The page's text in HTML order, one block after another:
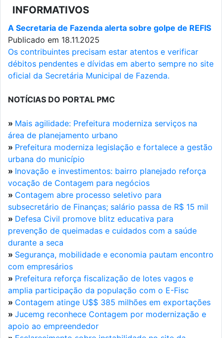
INFORMATIVOS
A Secretaria de Fazenda alerta sobre golpe de REFIS
Publicado em 18.11.2025
Os contribuintes precisam estar atentos e verificar
débitos pendentes e dívidas em aberto sempre no site
oficial da Secretária Municipal de Fazenda.
NOTÍCIAS DO PORTAL PMC
» Mais agilidade: Prefeitura moderniza serviços na
área de planejamento urbano
» Prefeitura moderniza legislação e fortalece a gestão
urbana do município
» Inovação e investimentos: bairro planejado reforça
vocação de Contagem para negócios
» Contagem abre processo seletivo para
subsecretário de Finanças; salário passa de R$ 15 mil
» Defesa Civil promove blitz educativa para
prevenção de queimadas e cuidados com a saúde
durante a seca
» Segurança, mobilidade e economia pautam encontro
com empresários
» Prefeitura reforça fiscalização de lotes vagos e
amplia participação da população com o E-Fisc
» Contagem atinge U$$ 385 milhões em exportações
» Jucemg reconhece Contagem por modernização e
apoio ao empreendedor